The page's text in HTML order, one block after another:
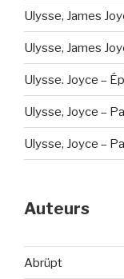
Ulysse, James
Ulysse, James
Ulysse. Joyce –
Ulysse, Joyce –
Ulysse, Joyce –
Auteurs
Abrüpt